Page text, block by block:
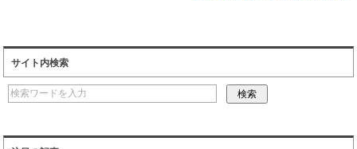
サイト内検索